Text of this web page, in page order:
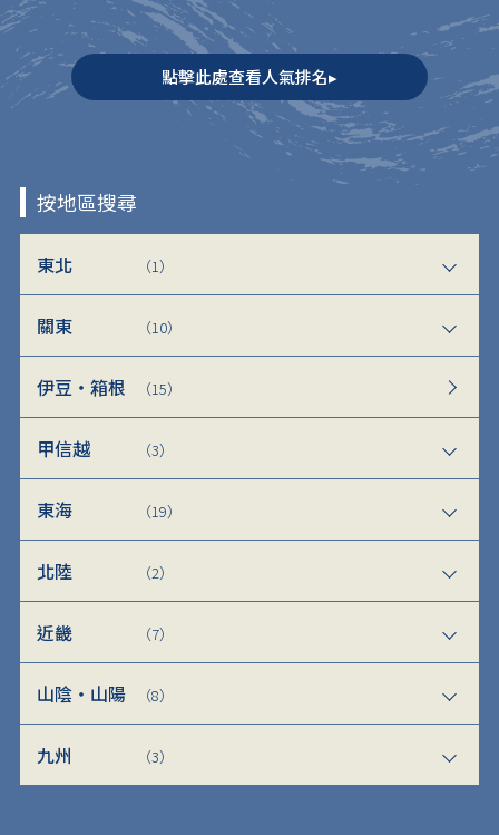
點擊此處查看人氣排名▸
按地區搜尋
東北 （1）
關東 （10）
伊豆・箱根 （15）
甲信越 （3）
東海 （19）
北陸 （2）
近畿 （7）
山陰・山陽 （8）
九州 （3）